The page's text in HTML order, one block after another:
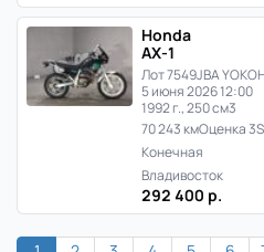
Honda
AX-1
Лот 7549JBA
5 июня 2026 12:00
1992 г., 250 см3
70 243 кмОценка 3
Конечная
Владивосток
292 400 р.